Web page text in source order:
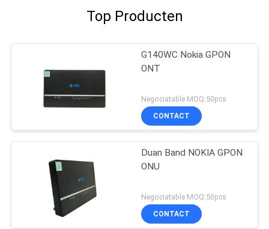
Top Producten
G140WC Nokia GPON
ONT
Negociatable MOQ:50pcs
CONTACT
Duan Band NOKIA GPON
ONU
Negociatable MOQ:50pcs
CONTACT